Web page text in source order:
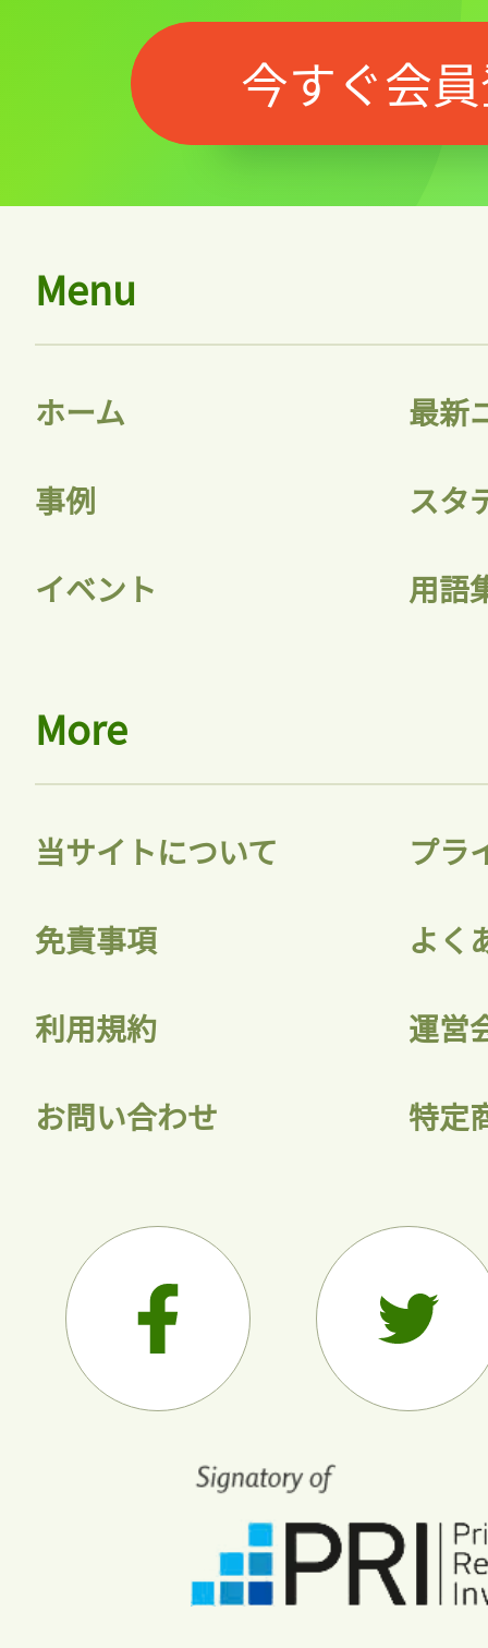
記事をお気に入りに
ログインが必
ログイン
今すぐ会
Menu
ホーム 最新
事例 スタ
イベント 用語
More
当サイトについて プラ
免責事項 よく
利用規約 運営
お問い合わせ 特定